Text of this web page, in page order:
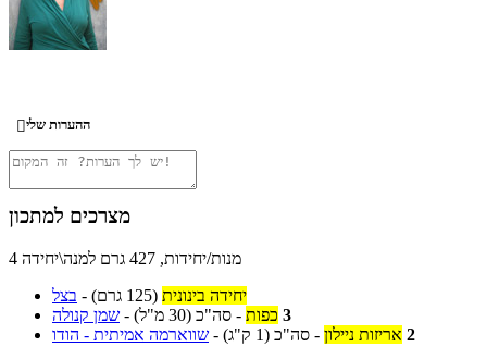
ההערות שלי
מצרכים למתכון
4 מנות/יחידות, 427 גרם למנה\יחידה
בצל - יחידה בינונית (125 גרם)
שמן קנולה - 3 כפות - סה"כ (30 מ"ל)
שווארמה אמיתית - הודו - 2 אריזות ניילון - סה"כ (1 ק"ג)